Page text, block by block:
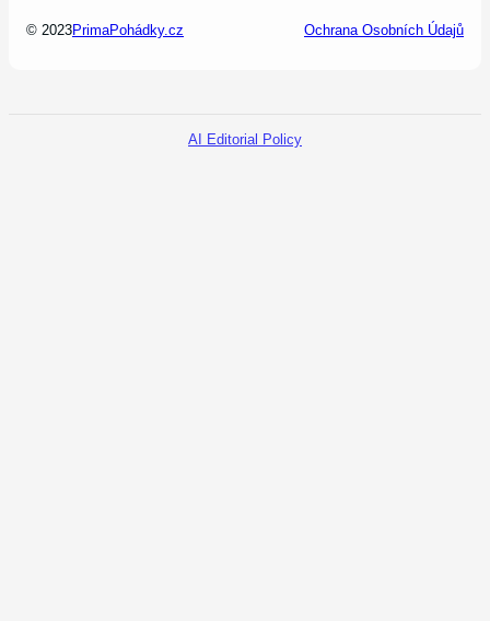
© 2023PrimaPohádky.cz Ochrana Osobních Údajů
AI Editorial Policy